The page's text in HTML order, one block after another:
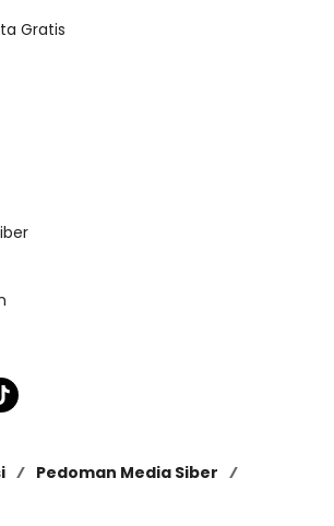
Gratis
Pedoman Media Siber